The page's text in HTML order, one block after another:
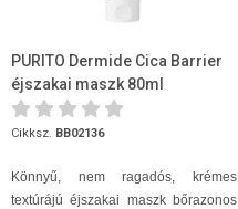
PURITO Dermide Cica Barrier
éjszakai maszk 80ml
Cikksz. BB02136
Könnyű, nem ragadós, krémes
textúrájú éjszakai maszk bőrazonos